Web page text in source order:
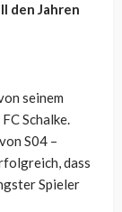
den Jahren
seinem
Schalke.
S04 –
dass
Spieler